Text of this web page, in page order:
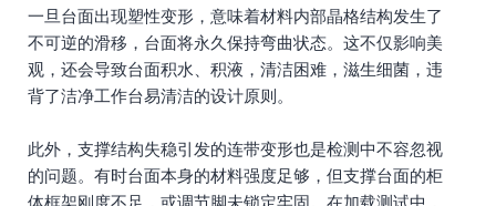
一旦台面出现塑性变形，意味着材料内部晶格结构发生了
不可逆的滑移，台面将永久保持弯曲状态。这不仅影响美
观，还会导致台面积水、积液，清洁困难，滋生细菌，违
背了洁净工作台易清洁的设计原则。
此外，支撑结构失稳引发的连带变形也是检测中不容忽视
的问题。有时台面本身的材料强度足够，但支撑台面的柜
体框架刚度不足，或调节脚未锁定牢固。在加载测试中，